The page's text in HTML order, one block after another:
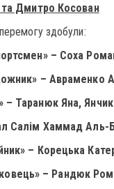
та Дмитро Косован
здобули:
– Соха
– Авраменко
– Таранюк Яна,
Салім Хаммад Аль-
– Корецька
– Рандюк